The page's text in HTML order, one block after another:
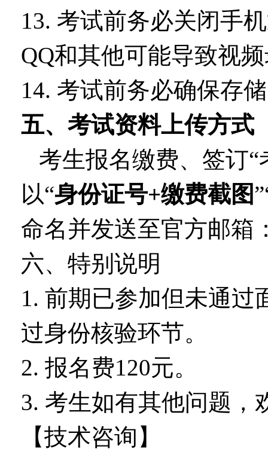
13. 考试前务必关闭手
QQ和其他可能导致视
14. 考试前务必确保存
五、考试资料上传方式
考生报名缴费、签订“
以“身份证号+缴费截图
命名并发送至官方邮箱
六、特别说明
1. 前期已参加但未通过
过身份核验环节。
2. 报名费120元。
3. 考生如有其他问题，
【技术咨询】